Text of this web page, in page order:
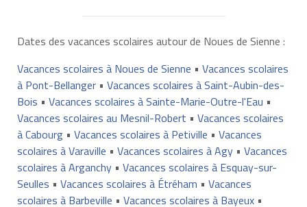
Dates des vacances scolaires autour de Noues de Sienne :
Vacances scolaires à Noues de Sienne • Vacances scolaires
à Pont-Bellanger• Vacances scolaires à Saint-Aubin-des-
Bois • Vacances scolaires à Sainte-Marie-Outre-l'Eau •
Vacances scolaires au Mesnil-Robert • Vacances scolaires
à Cabourg• Vacances scolaires à Petiville • Vacances
scolaires à Varaville • Vacances scolaires à Agy• Vacances
scolaires à Arganchy• Vacances scolaires à Esquay-sur-
Seulles • Vacances scolaires à Étréham • Vacances
scolaires à Barbeville • Vacances scolaires à Bayeux•